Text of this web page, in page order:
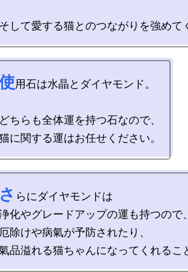
用石は水晶とダイヤモンド。
どちらも全体運を持つ石なので、
さ らにダイヤモンドは
化やグレードアップの運も持つので
厄除けや病氣が予防されたり、